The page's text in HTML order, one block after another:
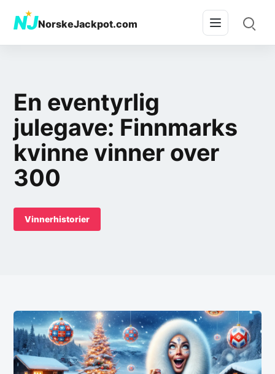
NJ
★
NorskeJackpot.com
En eventyrlig
julegave: Finnmarks
kvinne vinner over
300
Vinnerhistorier